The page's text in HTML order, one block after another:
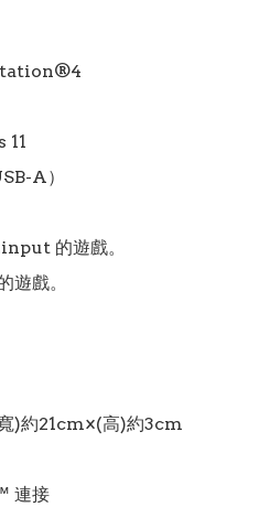
11
A）
的遊戲。
戲。
)約21cm×(高)約3cm
連接